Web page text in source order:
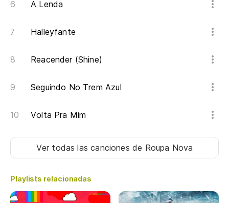
A Lenda
Halleyfante
Reacender (Shine)
Seguindo No Trem Azul
Volta Pra Mim
Ver todas las canciones de Roupa Nova
Playlists relacionadas